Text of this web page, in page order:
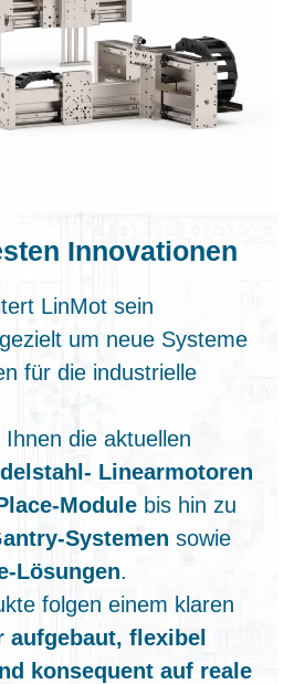
Innovationen
LinMot sein
um neue Systeme
für die industrielle
die aktuellen
Linearmotoren
bis hin zu
sowie
.
folgen einem klaren
aufgebaut, flexibel
konsequent auf reale